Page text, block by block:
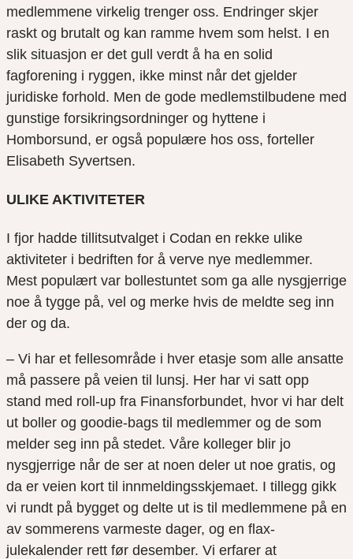
medlemmene virkelig trenger oss. Endringer skjer
raskt og brutalt og kan ramme hvem som helst. I en
slik situasjon er det gull verdt å ha en solid
fagforening i ryggen, ikke minst når det gjelder
juridiske forhold. Men de gode medlemstilbudene med
gunstige forsikringsordninger og hyttene i
Homborsund, er også populære hos oss, forteller
Elisabeth Syvertsen.
ULIKE AKTIVITETER
I fjor hadde tillitsutvalget i Codan en rekke ulike
aktiviteter i bedriften for å verve nye medlemmer.
Mest populært var bollestuntet som ga alle nysgjerrige
noe å tygge på, vel og merke hvis de meldte seg inn
der og da.
– Vi har et fellesområde i hver etasje som alle ansatte
må passere på veien til lunsj. Her har vi satt opp
stand med roll-up fra Finansforbundet, hvor vi har delt
ut boller og goodie-bags til medlemmer og de som
melder seg inn på stedet. Våre kolleger blir jo
nysgjerrige når de ser at noen deler ut noe gratis, og
da er veien kort til innmeldingsskjemaet. I tillegg gikk
vi rundt på bygget og delte ut is til medlemmene på en
av sommerens varmeste dager, og en flax-
julekalender rett før desember. Vi erfarer at